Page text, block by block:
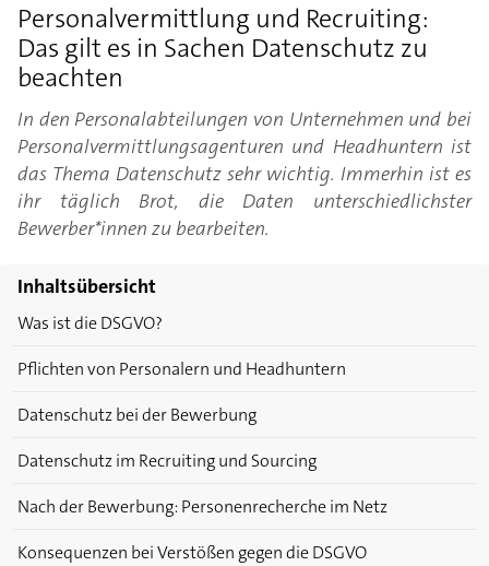
Personalvermittlung und Recruiting:
Das gilt es in Sachen Datenschutz zu
beachten
In den Personalabteilungen von Unternehmen und bei
Personalvermittlungsagenturen und Headhuntern ist
das Thema Datenschutz sehr wichtig. Immerhin ist es
ihr täglich Brot, die Daten unterschiedlichster
Bewerber*innen zu bearbeiten.
Inhaltsübersicht
Was ist die DSGVO?
Pflichten von Personalern und Headhuntern
Datenschutz bei der Bewerbung
Datenschutz im Recruiting und Sourcing
Nach der Bewerbung: Personenrecherche im Netz
Konsequenzen bei Verstößen gegen die DSGVO